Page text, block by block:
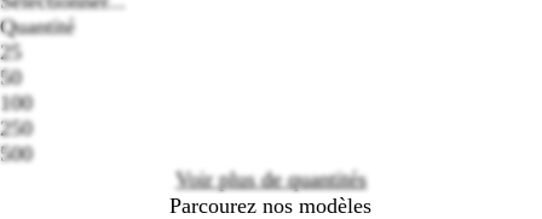
Quantité
25
50
100
250
500
Voir plus de quantités
Parcourez nos modèles